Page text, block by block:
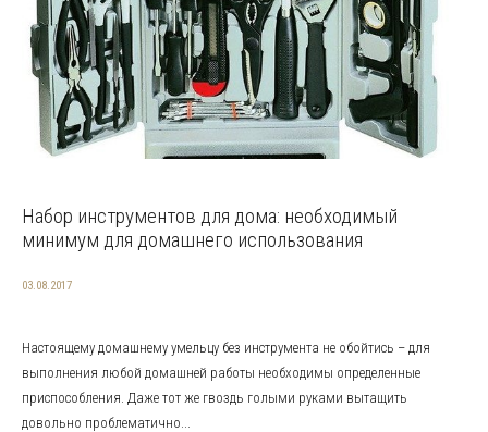
Набор инструментов для дома: необходимый
минимум для домашнего использования
03.08.2017
Настоящему домашнему умельцу без инструмента не обойтись – для
выполнения любой домашней работы необходимы определенные
приспособления. Даже тот же гвоздь голыми руками вытащить
довольно проблематично...